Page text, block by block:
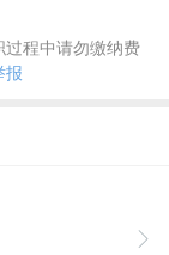
程中请勿缴纳费
报